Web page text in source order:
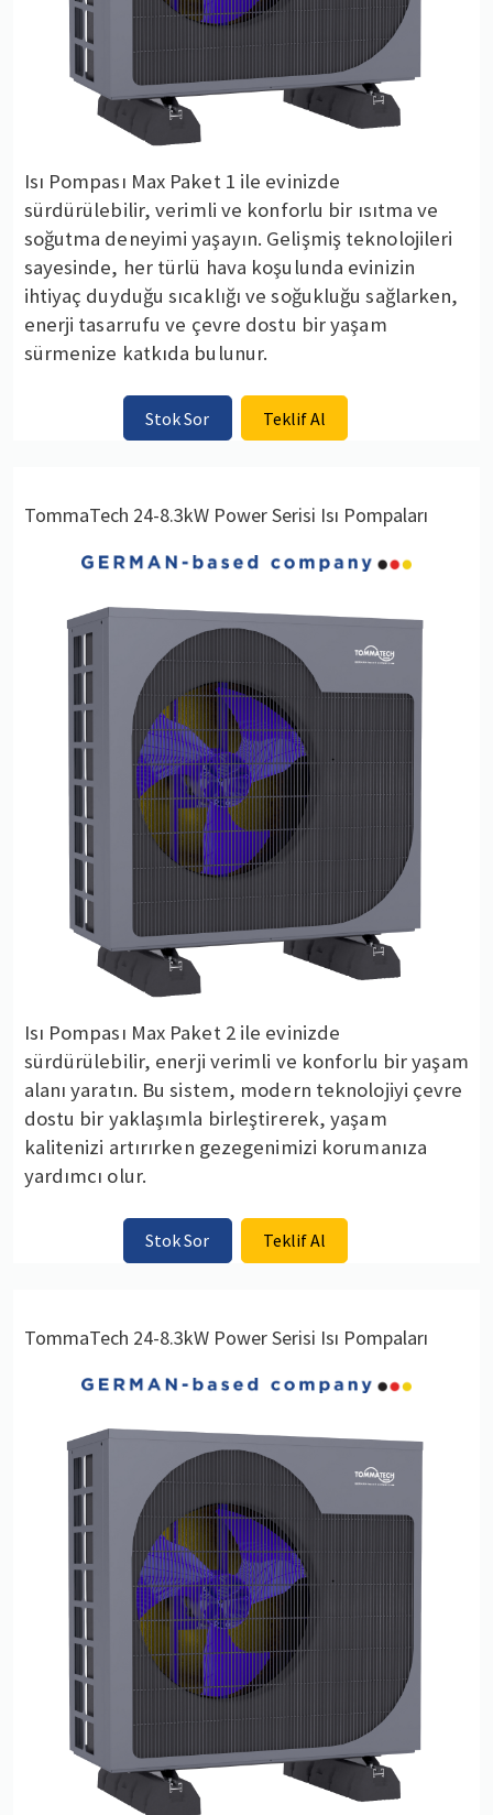
Isı Pompası Max Paket 1 ile evinizde
sürdürülebilir, verimli ve konforlu bir ısıtma ve
soğutma deneyimi yaşayın. Gelişmiş teknolojileri
sayesinde, her türlü hava koşulunda evinizin
ihtiyaç duyduğu sıcaklığı ve soğukluğu sağlarken,
enerji tasarrufu ve çevre dostu bir yaşam
sürmenize katkıda bulunur.
Stok Sor Teklif Al
TommaTech 24-8.3kW Power Serisi Isı Pompaları
Isı Pompası Max Paket 2 ile evinizde
sürdürülebilir, enerji verimli ve konforlu bir yaşam
alanı yaratın. Bu sistem, modern teknolojiyi çevre
dostu bir yaklaşımla birleştirerek, yaşam
kalitenizi artırırken gezegenimizi korumanıza
yardımcı olur.
Stok Sor Teklif Al
TommaTech 24-8.3kW Power Serisi Isı Pompaları